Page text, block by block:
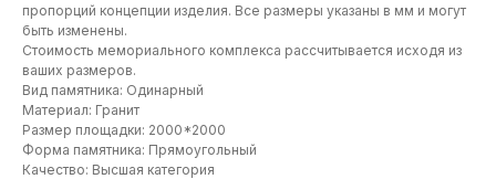
пропорций концепции изделия. Все размеры указаны в мм и могут
быть изменены.
Стоимость мемориального комплекса рассчитывается исходя из
ваших размеров.
Вид памятника: Одинарный
Материал: Гранит
Размер площадки: 2000*2000
Форма памятника: Прямоугольный
Качество: Высшая категория